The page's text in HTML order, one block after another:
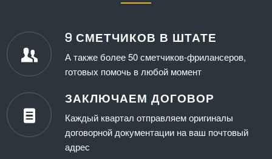
9 СМЕТЧИКОВ В ШТАТЕ
А также более 50 сметчиков-фрилансеров,
готовых помочь в любой момент
ЗАКЛЮЧАЕМ ДОГОВОР
Каждый квартал отправляем оригиналы
договорной документации на ваш почтовый
адрес